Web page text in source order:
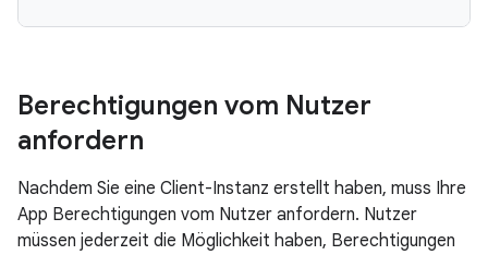
Berechtigungen vom Nutzer
anfordern
Nachdem Sie eine Client-Instanz erstellt haben, muss Ihre
App Berechtigungen vom Nutzer anfordern. Nutzer
müssen jederzeit die Möglichkeit haben, Berechtigungen